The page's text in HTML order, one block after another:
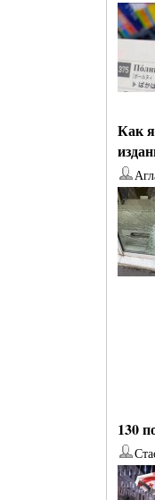
от
Как
130